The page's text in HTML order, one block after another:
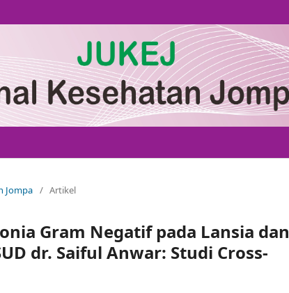
Jompa / Artikel
Gram Negatif pada Lansia dan
dr. Saiful Anwar: Studi Cross-